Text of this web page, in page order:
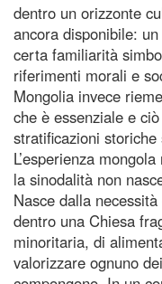
dentro un orizzonte
ancora disponibile:
certa familiarità
riferimenti morali e
Mongolia invece
che è essenziale e
stratificazioni storiche
L’esperienza
la sinodalità non
Nasce dalla
dentro una Chiesa
minoritaria, di
valorizzare ognuno